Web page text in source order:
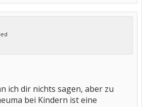
ich dir nichts sagen, aber zu
bei Kindern ist eine